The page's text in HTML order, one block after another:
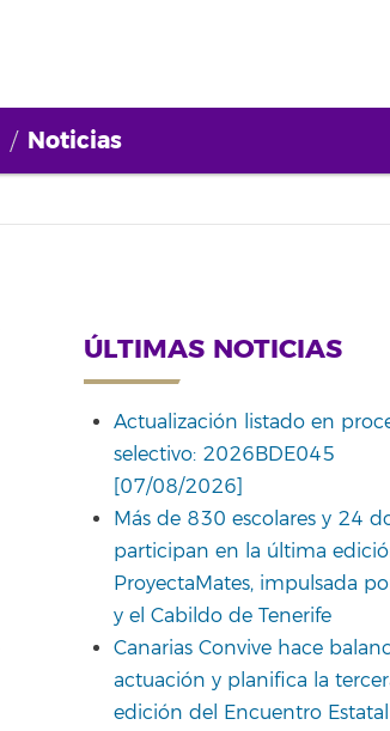
Noticias
ÚLTIMAS NOTICIAS
Actualización listado en
selectivo: 2026BDE045
[07/08/2026]
Más de 830 escolares y 24
participan en la última
ProyectaMates, impulsada
y el Cabildo de Tenerife
Canarias Convive hace
actuación y planifica la
edición del Encuentro